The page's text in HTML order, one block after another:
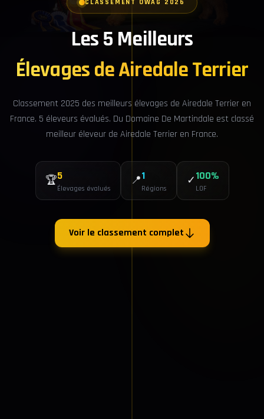
CLASSEMENT OWAG 2026
Les 5 Meilleurs
Élevages de Airedale Terrier
Classement 2025 des meilleurs élevages de Airedale Terrier en
France. 5 éleveurs évalués. Du Domaine De Martindale est classé
meilleur éleveur de Airedale Terrier en France.
🏆5
Élevages évalués
📍1
Régions
✓100%
LOF
Voir le classement complet